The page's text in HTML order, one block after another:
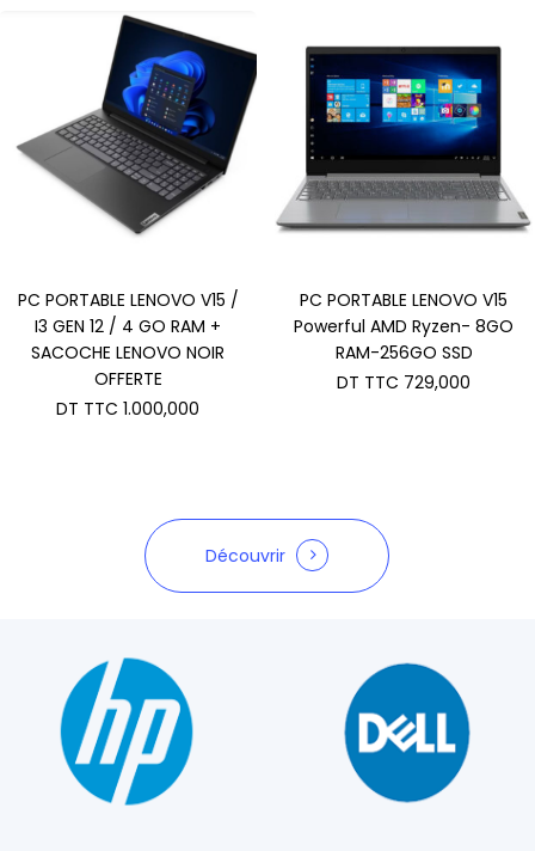
PC PORTABLE LENOVO V15 /
I3 GEN 12 / 4 GO RAM +
SACOCHE LENOVO NOIR
OFFERTE
DT TTC 1.000,000
PC PORTABLE LENOVO V15
Powerful AMD Ryzen- 8GO
RAM-256GO SSD
DT TTC 729,000
Découvrir